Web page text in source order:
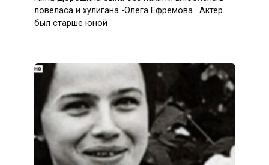
ловеласа и хулигана -Олега Ефремова. Актер
был старше юной